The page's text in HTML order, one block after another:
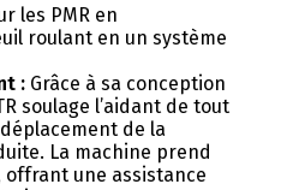
les PMR en
roulant en un système
: Grâce à sa conception
soulage l’aidant de tout
de la
La machine prend
une assistance